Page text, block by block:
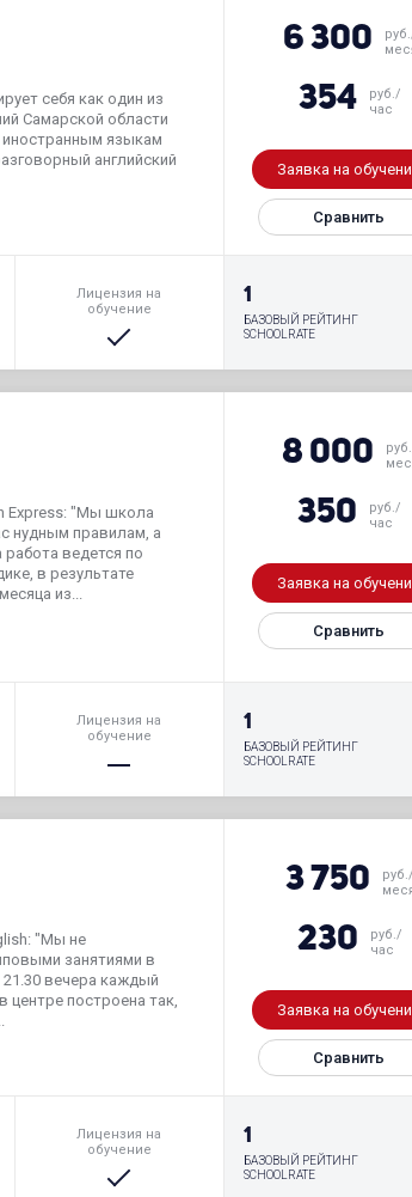
себя как один из
Самарской области
иностранным языкам
английский
Лицензия на
обучение
6 300
354
руб./
час
Заявка на
Сравнить
1
БАЗОВЫЙ РЕЙТИНГ
SCHOOLRATE
Express: "Мы школа
нудным правилам, а
ведется по
в результате
из...
Лицензия на
обучение
8 000
350
руб./
час
Заявка на
Сравнить
1
БАЗОВЫЙ РЕЙТИНГ
SCHOOLRATE
"Мы не
занятиями в
21.30 вечера каждый
центре построена так,
Лицензия на
обучение
3 750
руб./
230
руб./
час
Заявка на
Сравнить
1
БАЗОВЫЙ РЕЙТИНГ
SCHOOLRATE